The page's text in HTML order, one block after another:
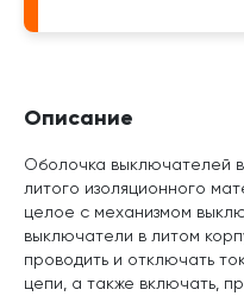
Описание
Оболочка выключателей
литого изоляционного
целое с механизмом
выключатели в литом
проводить и отключать
цепи, а также включать,